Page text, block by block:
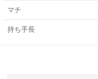
マチ
持ち手長